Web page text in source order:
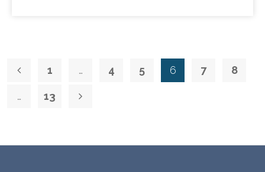
1 … 4 5 6 7 8
… 13